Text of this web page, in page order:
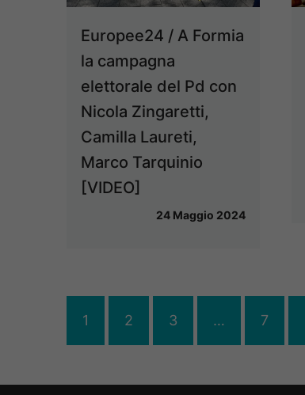
Europee24 / A Formia
la campagna
elettorale del Pd con
Nicola Zingaretti,
Camilla Laureti,
Marco Tarquinio
[VIDEO]
24 Maggio 2024
1 2 3 … 7